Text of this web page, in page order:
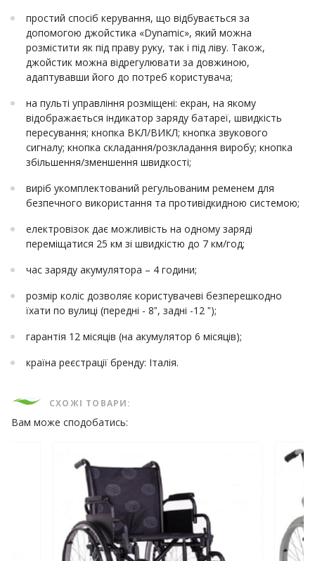
простий спосіб керування, що відбувається за
допомогою джойстика «Dynamic», який можна
розмістити як під праву руку, так і під ліву. Також,
джойстик можна відрегулювати за довжиною,
адаптувавши його до потреб користувача;
на пульті управління розміщені: екран, на якому
відображається індикатор заряду батареї, швидкість
пересування; кнопка ВКЛ/ВИКЛ; кнопка звукового
сигналу; кнопка складання/розкладання виробу; кнопка
збільшення/зменшення швидкості;
виріб укомплектований регульованим ременем для
безпечного використання та противідкидною системою;
електровізок дає можливість на одному заряді
переміщатися 25 км зі швидкістю до 7 км/год;
час заряду акумулятора – 4 години;
розмір коліс дозволяє користувачеві безперешкодно
їхати по вулиці (передні - 8ˮ, задні -12 ˮ);
гарантія 12 місяців (на акумулятор 6 місяців);
країна реєстрації бренду: Італія.
СХОЖІ ТОВАРИ:
Вам може сподобатись: